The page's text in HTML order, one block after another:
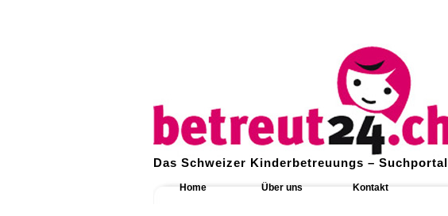
Das Schweizer Kinderbetreuungs – Suchportal
Home Über uns Kontakt